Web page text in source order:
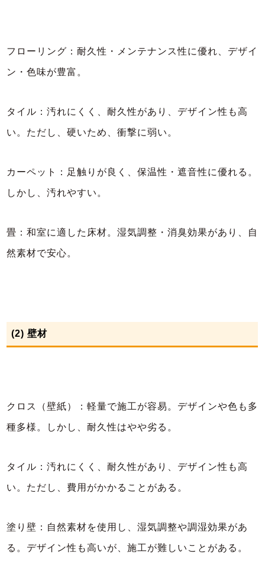
フローリング：耐久性・メンテナンス性に優れ、デザイ
ン・色味が豊富。
タイル：汚れにくく、耐久性があり、デザイン性も高
い。ただし、硬いため、衝撃に弱い。
カーペット：足触りが良く、保温性・遮音性に優れる。
しかし、汚れやすい。
畳：和室に適した床材。湿気調整・消臭効果があり、自
然素材で安心。
(2) 壁材
クロス（壁紙）：軽量で施工が容易。デザインや色も多
種多様。しかし、耐久性はやや劣る。
タイル：汚れにくく、耐久性があり、デザイン性も高
い。ただし、費用がかかることがある。
塗り壁：自然素材を使用し、湿気調整や調湿効果があ
る。デザイン性も高いが、施工が難しいことがある。